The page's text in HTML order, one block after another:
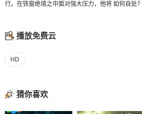
行。在铁窗绝境之中面对强大压力，他将 如何自处？
播放免费云
HD
猜你喜欢